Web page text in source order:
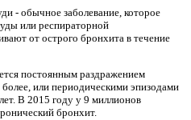
- обычное заболевание, которое
или респираторной
от острого бронхита в течение
постоянным раздражением
или периодическими эпизодами
В 2015 году у 9 миллионов
бронхит.